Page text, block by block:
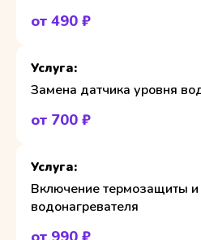
от 490 ₽
Замена датчика уровня
от 700 ₽
Включение термозащиты и
водонагревателя